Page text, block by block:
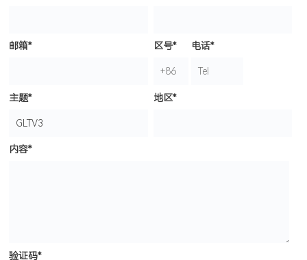
邮箱* 区号* 电话*
主题* 地区*
内容*
验证码*